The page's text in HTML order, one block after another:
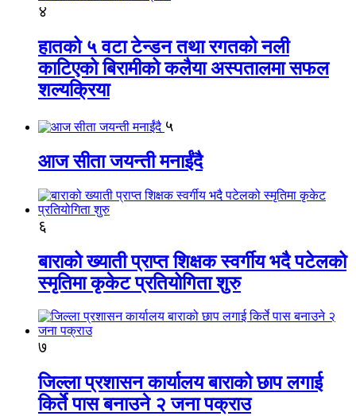
४
हातको ५ वटा टेन्डन तथा रगतको नली
काटिएको बिरामीको कलैया अस्पतालमा सफल
शल्यक्रिया
५
आज सीता जयन्ती मनाईंदै
६
बाराको ख्याती प्राप्त शिक्षक स्वर्गीय भदै पटेलको
स्मृतिमा कृकेट प्रतियोगिता शुरु
७
जिल्ला प्रशासन कार्यालय बाराको छाप लगाई
किर्ते पास बनाउने २ जना पक्राउ